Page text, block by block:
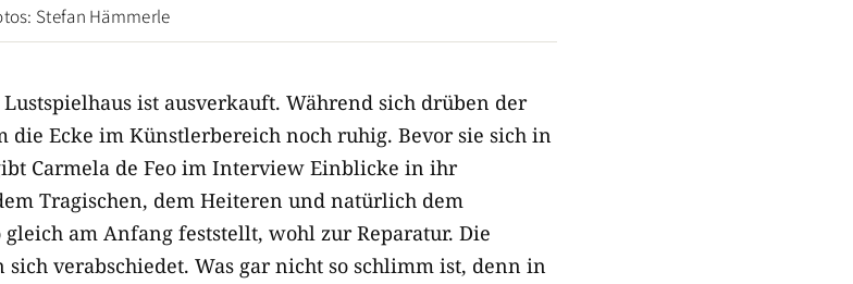
Stefan Hämmerle
ist ausverkauft. Während sich drüben der
die Ecke im Künstlerbereich noch ruhig. Bevor sie sich in
Carmela de Feo im Interview Einblicke in ihr
Tragischen, dem Heiteren und natürlich dem
am Anfang feststellt, wohl zur Reparatur. Die
verabschiedet. Was gar nicht so schlimm ist, denn in